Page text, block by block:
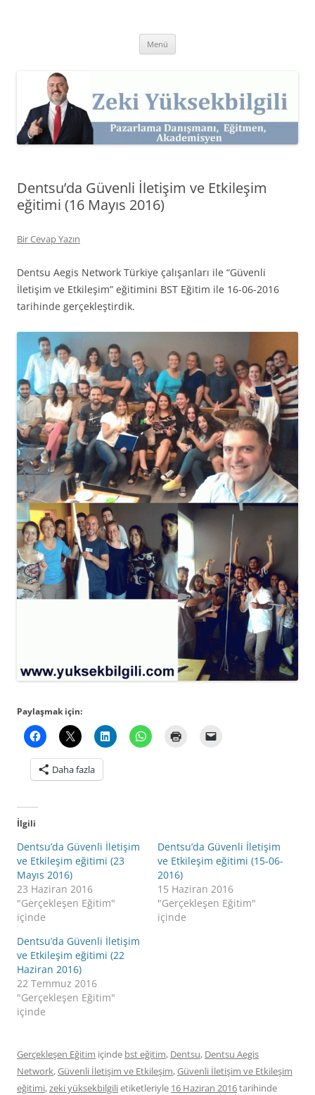
Kişisel Web Sitesi.
Menü
Dentsu’da Güvenli İletişim ve Etkileşim
eğitimi (16 Mayıs 2016)
Bir Cevap Yazın
Dentsu Aegis Network Türkiye çalışanları ile “Güvenli
İletişim ve Etkileşim” eğitimini BST Eğitim ile 16-06-2016
tarihinde gerçekleştirdik.
Paylaşmak için:
Daha fazla
İlgili
Dentsu’da Güvenli İletişim
ve Etkileşim eğitimi (23
Mayıs 2016)
23 Haziran 2016
"Gerçekleşen Eğitim"
içinde
Dentsu’da Güvenli İletişim
ve Etkileşim eğitimi (15-06-
2016)
15 Haziran 2016
"Gerçekleşen Eğitim"
içinde
Dentsu’da Güvenli İletişim
ve Etkileşim eğitimi (22
Haziran 2016)
22 Temmuz 2016
"Gerçekleşen Eğitim"
içinde
Gerçekleşen Eğitim içinde bst eğitim, Dentsu, Dentsu Aegis
Network,Güvenli İletişim ve Etkileşim,Güvenli İletişim ve Etkileşim
eğitimi,zeki yüksekbilgilietiketleriyle 16 Haziran 2016tarihinde